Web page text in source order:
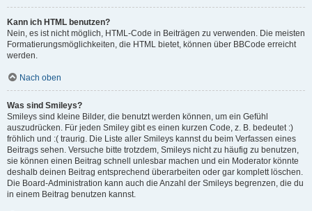
Kann ich HTML benutzen?
Nein, es ist nicht möglich, HTML-Code in Beiträgen zu verwenden. Die meisten
Formatierungsmöglichkeiten, die HTML bietet, können über BBCode erreicht
werden.
Nach oben
Was sind Smileys?
Smileys sind kleine Bilder, die benutzt werden können, um ein Gefühl
auszudrücken. Für jeden Smiley gibt es einen kurzen Code, z. B. bedeutet :)
fröhlich und :( traurig. Die Liste aller Smileys kannst du beim Verfassen eines
Beitrags sehen. Versuche bitte trotzdem, Smileys nicht zu häufig zu benutzen,
sie können einen Beitrag schnell unlesbar machen und ein Moderator könnte
deshalb deinen Beitrag entsprechend überarbeiten oder gar komplett löschen.
Die Board-Administration kann auch die Anzahl der Smileys begrenzen, die du
in einem Beitrag benutzen kannst.